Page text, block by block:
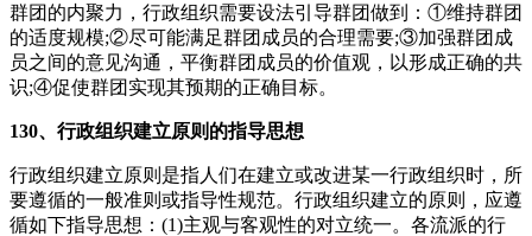
群团的内聚力，行政组织需要设法引导群团做到：①维持群团
的适度规模;②尽可能满足群团成员的合理需要;③加强群团成
员之间的意见沟通，平衡群团成员的价值观，以形成正确的共
识;④促使群团实现其预期的正确目标。
130、行政组织建立原则的指导思想
行政组织建立原则是指人们在建立或改进某一行政组织时，所
要遵循的一般准则或指导性规范。行政组织建立的原则，应遵
循如下指导思想：(1)主观与客观性的对立统一。各流派的行